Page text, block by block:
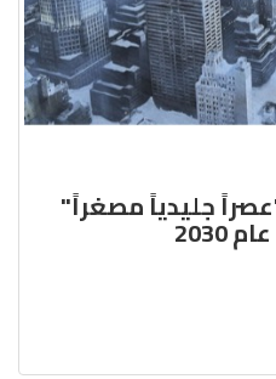
جليدياً مصغراً"